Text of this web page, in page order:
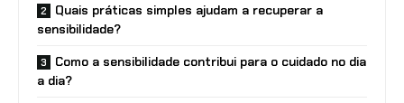
Quais práticas simples ajudam a recuperar a
sensibilidade?
Como a sensibilidade contribui para o cuidado no dia
a dia?